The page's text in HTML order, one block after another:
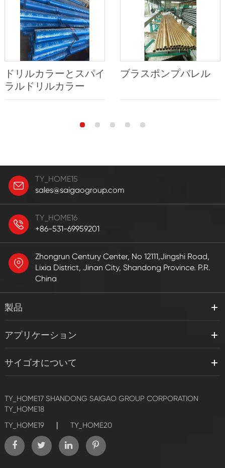
ドリルカラーとスパイ
ラルドリルカラー
ブラスポンプバレル
TY_HOME15
sales@saigaogroup.com
TY_HOME16
+86-531-69959201
Zhongrun Century Center, No 12111,Jingshi Road,
Lixia District, Jinan City, Shandong Province. P.R.
China
製品
アプリケーション
サイゴオについて
TY_HOME17 SHANDONG SAIGAO GROUP CORPORATION
TY_HOME18
TY_HOME19
| TY_HOME20